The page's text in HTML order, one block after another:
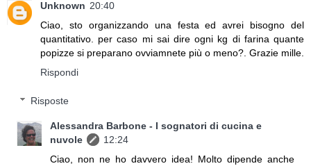
Unknown 20:40
Ciao, sto organizzando una festa ed avrei bisogno del
quantitativo. per caso mi sai dire ogni kg di farina quante
popizze si preparano ovviamnete più o meno?. Grazie mille.
Rispondi
Risposte
Alessandra Barbone - I sognatori di cucina e
nuvole
12:24
Ciao, non ne ho davvero idea! Molto dipende anche